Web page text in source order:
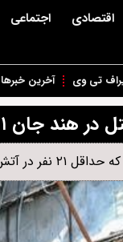
اقتصادی اجتماعی
تی وی آخرین خبرها
۲۱ نفر را گرفت
خارجی در میان آنها قرار دارند.